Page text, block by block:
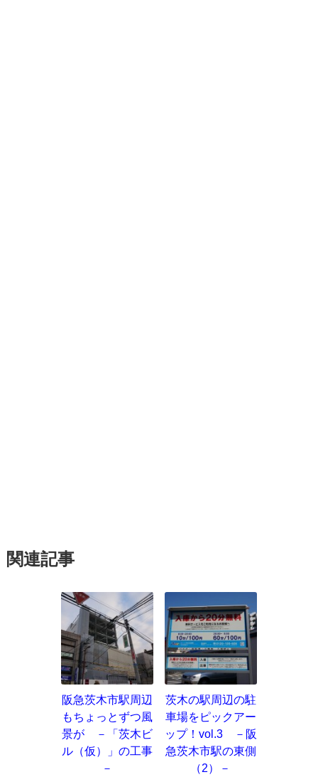
関連記事
阪急茨木市駅周辺
もちょっとずつ風
景が －「茨木ビ
ル（仮）」の工事
－
茨木の駅周辺の駐
車場をピックアー
ップ！vol.3 －阪
急茨木市駅の東側
（2）－